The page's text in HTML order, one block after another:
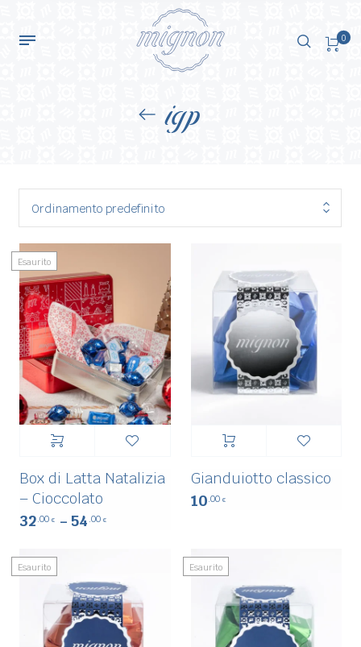
0
igp
Ordinamento predefinito
Esaurito
Box di Latta Natalizia
– Cioccolato
32.00 € – 54 .00 €
Gianduiotto classico
10.00€
Esaurito Esaurito